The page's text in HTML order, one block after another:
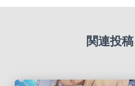
関連投稿